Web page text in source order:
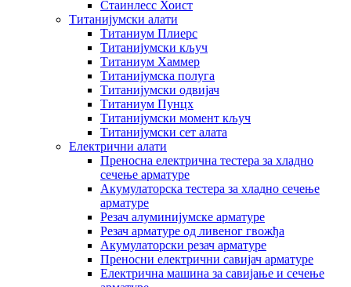
Стаинлесс Хоист
Титанијумски алати
Титаниум Плиерс
Титанијумски кључ
Титаниум Хаммер
Титанијумска полуга
Титанијумски одвијач
Титаниум Пунцх
Титанијумски момент кључ
Титанијумски сет алата
Електрични алати
Преносна електрична тестера за хладно
сечење арматуре
Акумулаторска тестера за хладно сечење
арматуре
Резач алуминијумске арматуре
Резач арматуре од ливеног гвожђа
Акумулаторски резач арматуре
Преносни електрични савијач арматуре
Електрична машина за савијање и сечење